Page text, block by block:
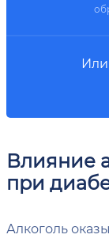
Влияние
при
Алкоголь